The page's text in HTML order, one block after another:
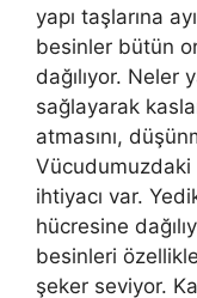
yapı taşlarına
besinler bütün
dağılıyor. Neler
sağlayarak
atmasını,
Vücudumuzdaki
ihtiyacı var.
hücresine
besinleri
şeker seviyor.